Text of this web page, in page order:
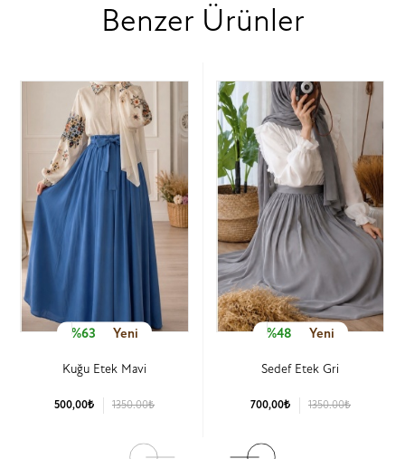
Benzer Ürünler
%63 Yeni
Kuğu Etek Mavi
500,00₺ 1350.00₺
%48 Yeni
Sedef Etek Gri
700,00₺ 1350.00₺